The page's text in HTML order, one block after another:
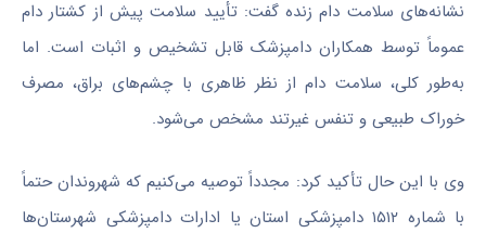
نشانه‌های سلامت دام زنده گفت: تأیید سلامت پیش از کشتار دام
عموماً توسط همکاران دامپزشک قابل تشخیص و اثبات است. اما
به‌طور کلی، سلامت دام از نظر ظاهری با چشم‌های براق، مصرف
خوراک طبیعی و تنفس غیرتند مشخص می‌شود.
وی با این حال تأکید کرد: مجدداً توصیه می‌کنیم که شهروندان حتماً
با شماره ۱۵۱۲ دامپزشکی استان یا ادارات دامپزشکی شهرستان‌ها